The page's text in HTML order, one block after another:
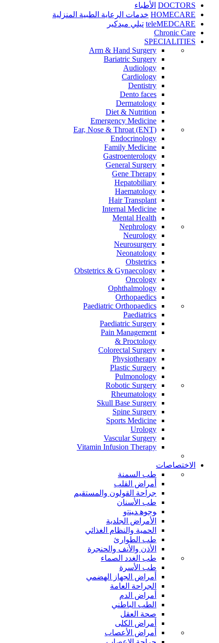
DOCTORS الأطباء
HOMECARE خدمات الرعاية الطبية المنزلية
teleMEDCARE تيلي ميدكير
Chronic Care
SPECIALITIES
Arm & Hand Surgery
Bariatric Surgery
Audiology
Cardiology
Dentistry
Dento faces
Dermatology
Diet & Nutrition
Emergency Medicine
Ear, Nose & Throat (ENT)
Endocrinology
Family Medicine
Gastroenterology
General Surgery
Gene Therapy
Hepatobiliary
Haematology
Hair Transplant
Internal Medicine
Mental Health
Nephrology
Neurology
Neurosurgery
Neonatology
Obstetrics
Obstetrics & Gynaecology
Oncology
Ophthalmology
Orthopaedics
Paediatric Orthopaedics
Paediatrics
Paediatric Surgery
Pain Management
Proctology &
Colorectal Surgery
Physiotherapy
Plastic Surgery
Pulmonology
Robotic Surgery
Rheumatology
Skull Base Surgery
Spine Surgery
Sports Medicine
Urology
Vascular Surgery
Vitamin Infusion Therapy
الاختصاصات
طب السمنة
أمراض القلب
جراحة القولون والمستقيم
طب الأسنان
ﻮﺟﻮﻫ ﺪﻴﻨﺗﻭ
الأمراض الجلدية
الحمية والنظام الغذائي
طب الطوارئ
الأذن والأنف والحنجرة
طب الغدد الصماء
طب الأسرة
أمراض الجهاز الهضمي
الجراحة العامة
أمراض الدم
الطب الباطني
صحة العقل
أمراض الكلى
أمراض الأعصاب